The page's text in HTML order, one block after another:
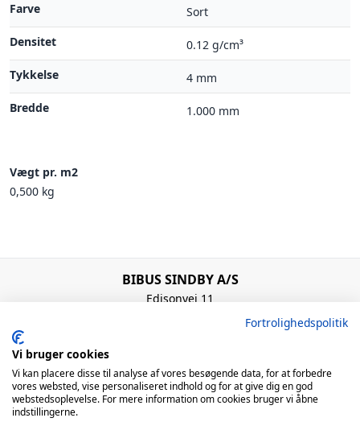
Farve
Sort
Densitet
0.12 g/cm³
Tykkelse
4 mm
Bredde
1.000 mm
Vægt pr. m2
0,500 kg
BIBUS SINDBY A/S
Edisonvej 11
Åbningstider
Fortrolighedspolitik
Vi bruger cookies
Vi kan placere disse til analyse af vores besøgende data, for at forbedre
vores websted, vise personaliseret indhold og for at give dig en god
webstedsoplevelse. For mere information om cookies bruger vi åbne
indstillingerne.